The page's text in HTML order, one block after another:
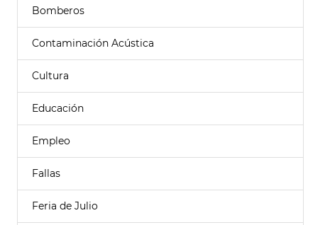
Bomberos
Contaminación Acústica
Cultura
Educación
Empleo
Fallas
Feria de Julio